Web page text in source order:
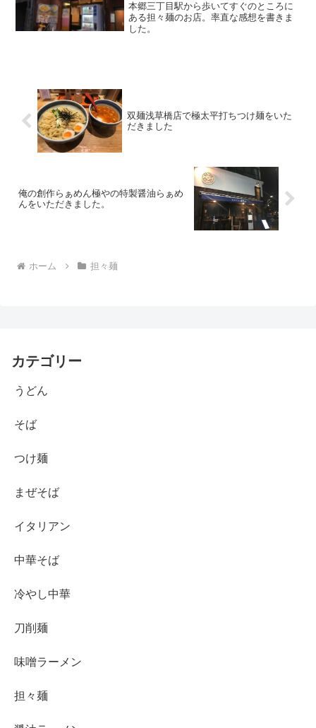
本郷三丁目駅から歩いてすぐのところに
ある担々麺のお店。率直な感想を書きま
した。
双麺浅草橋店で極太平打ちつけ麺をいた
だきました
俺の創作らぁめん極やの特製醤油らぁめ
んをいただきました。
ホーム 担々麺
カテゴリー
うどん
そば
つけ麺
まぜそば
イタリアン
中華そば
冷やし中華
刀削麺
味噌ラーメン
担々麺